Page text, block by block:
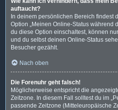
auftaucht?
In deinem persönlichen Bereich findest
Option „Meinen Online-Status während
du diese Option einschaltest, können
und du selbst deinen Online-Status
Besucher gezählt.
Nach oben
Die Forenuhr geht falsch!
Möglicherweise entspricht die
Zeitzone. In diesem Fall solltest du im
passende Zeitzone (Mitteleuropäische